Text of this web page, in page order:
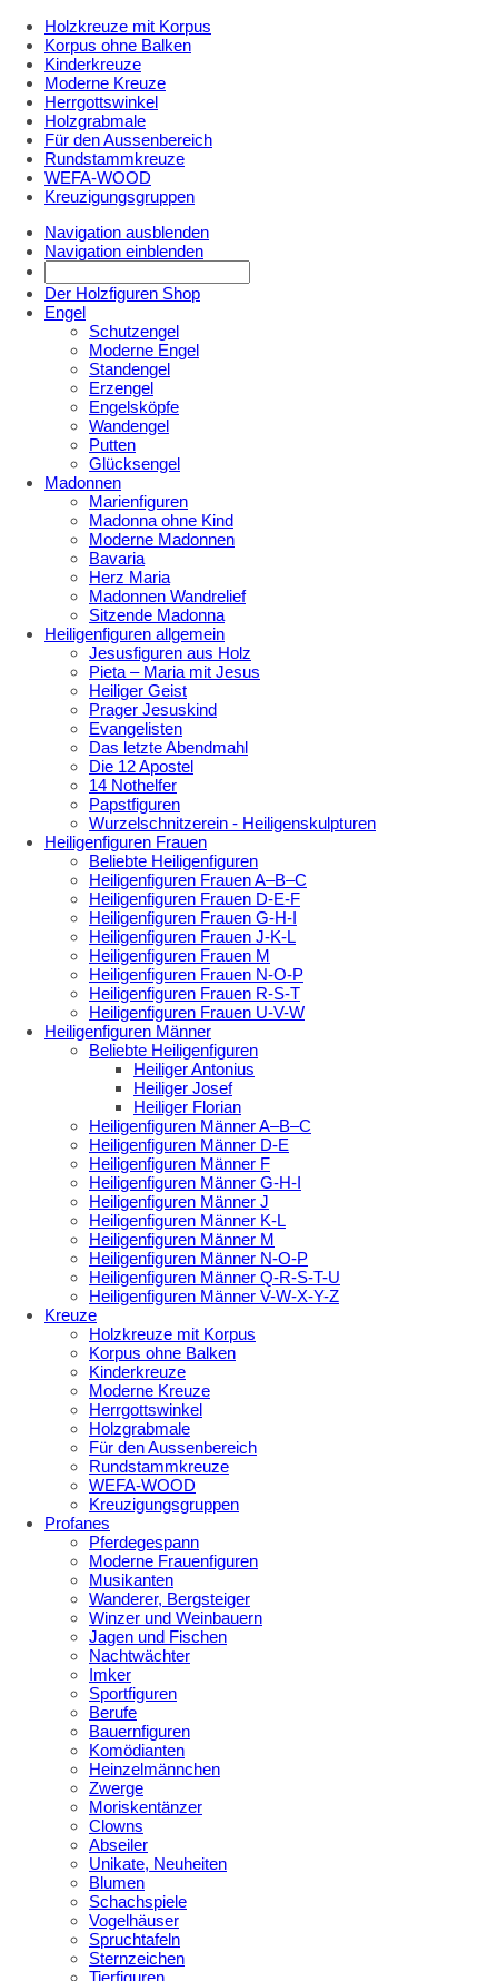
Holzkreuze mit Korpus
Korpus ohne Balken
Kinderkreuze
Moderne Kreuze
Herrgottswinkel
Holzgrabmale
Für den Aussenbereich
Rundstammkreuze
WEFA-WOOD
Kreuzigungsgruppen
Navigation ausblenden
Navigation einblenden
Der Holzfiguren Shop
Engel
Schutzengel
Moderne Engel
Standengel
Erzengel
Engelsköpfe
Wandengel
Putten
Glücksengel
Madonnen
Marienfiguren
Madonna ohne Kind
Moderne Madonnen
Bavaria
Herz Maria
Madonnen Wandrelief
Sitzende Madonna
Heiligenfiguren allgemein
Jesusfiguren aus Holz
Pieta – Maria mit Jesus
Heiliger Geist
Prager Jesuskind
Evangelisten
Das letzte Abendmahl
Die 12 Apostel
14 Nothelfer
Papstfiguren
Wurzelschnitzerein - Heiligenskulpturen
Heiligenfiguren Frauen
Beliebte Heiligenfiguren
Heiligenfiguren Frauen A–B–C
Heiligenfiguren Frauen D-E-F
Heiligenfiguren Frauen G-H-I
Heiligenfiguren Frauen J-K-L
Heiligenfiguren Frauen M
Heiligenfiguren Frauen N-O-P
Heiligenfiguren Frauen R-S-T
Heiligenfiguren Frauen U-V-W
Heiligenfiguren Männer
Beliebte Heiligenfiguren
Heiliger Antonius
Heiliger Josef
Heiliger Florian
Heiligenfiguren Männer A–B–C
Heiligenfiguren Männer D-E
Heiligenfiguren Männer F
Heiligenfiguren Männer G-H-I
Heiligenfiguren Männer J
Heiligenfiguren Männer K-L
Heiligenfiguren Männer M
Heiligenfiguren Männer N-O-P
Heiligenfiguren Männer Q-R-S-T-U
Heiligenfiguren Männer V-W-X-Y-Z
Kreuze
Holzkreuze mit Korpus
Korpus ohne Balken
Kinderkreuze
Moderne Kreuze
Herrgottswinkel
Holzgrabmale
Für den Aussenbereich
Rundstammkreuze
WEFA-WOOD
Kreuzigungsgruppen
Profanes
Pferdegespann
Moderne Frauenfiguren
Musikanten
Wanderer, Bergsteiger
Winzer und Weinbauern
Jagen und Fischen
Nachtwächter
Imker
Sportfiguren
Berufe
Bauernfiguren
Komödianten
Heinzelmännchen
Zwerge
Moriskentänzer
Clowns
Abseiler
Unikate, Neuheiten
Blumen
Schachspiele
Vogelhäuser
Spruchtafeln
Sternzeichen
Tierfiguren